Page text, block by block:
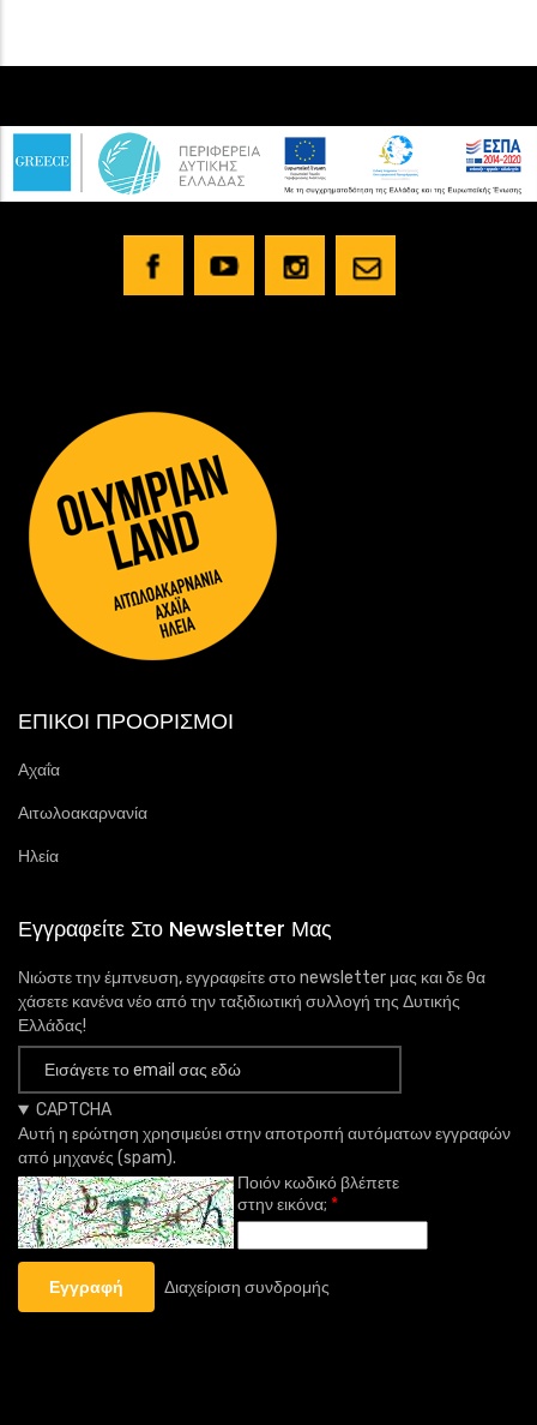
ΕΠΙΚΟΙ ΠΡΟΟΡΙΣΜΟΙ
Αχαΐα
Αιτωλοακαρνανία
Ηλεία
Εγγραφείτε Στο Newsletter Μας
Νιώστε την έμπνευση, εγγραφείτε στο newsletter μας και δε θα
χάσετε κανένα νέο από την ταξιδιωτική συλλογή της Δυτικής
Ελλάδας!
CAPTCHA
Αυτή η ερώτηση χρησιμεύει στην αποτροπή αυτόματων εγγραφών
από μηχανές (spam).
Ποιόν κωδικό βλέπετε
στην εικόνα;
Διαχείριση συνδρομής